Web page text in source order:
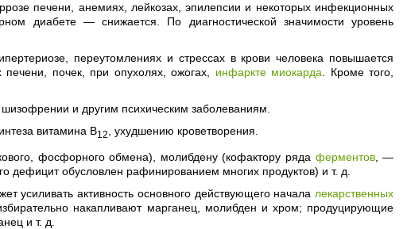
печени, анемиях, лейкозах, эпилепсии и некоторых инфекционных
диабете — снижается. По диагностической значимости уровень
переутомлениях и стрессах в крови человека повышается
почек, при опухолях, ожогах, инфаркте миокарда . Кроме того,
и другим психическим заболеваниям.
витамина В12 , ухудшению кроветворения.
фосфорного обмена), молибдену (кофактору ряда ферментов, —
дефицит обусловлен рафинированием многих продуктов) и т. д.
усиливать активность основного действующего начала лекарственных
накапливают марганец, молибден и хром; продуцирующие
и т. д.